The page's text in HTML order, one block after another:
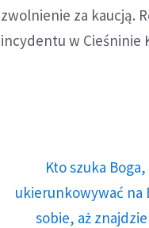
zwolnienie za kaucją.
incydentu w Cieśninie
Kto szuka
ukierunkowywać na
sobie, aż